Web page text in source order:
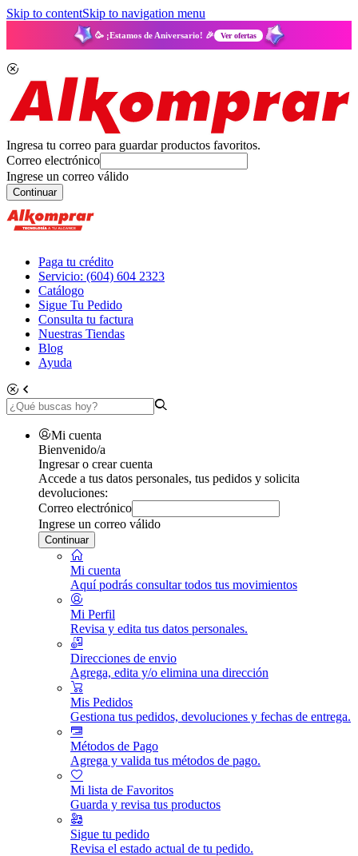
Skip to contentSkip to navigation menu
🥳 ¡Estamos de Aniversario! 🎉 Ver ofertas
Ingresa tu correo para guardar productos favoritos.
Correo electrónico
Ingrese un correo válido
Continuar
Paga tu crédito
Servicio: (604) 604 2323
Catálogo
Sigue Tu Pedido
Consulta tu factura
Nuestras Tiendas
Blog
Ayuda
Mi cuenta
Bienvenido/a
Ingresar o crear cuenta
Accede a tus datos personales, tus pedidos y solicita
devoluciones:
Correo electrónico
Ingrese un correo válido
Continuar
Mi cuenta
Aquí podrás consultar todos tus movimientos
Mi Perfil
Revisa y edita tus datos personales.
Direcciones de envio
Agrega, edita y/o elimina una dirección
Mis Pedidos
Gestiona tus pedidos, devoluciones y fechas de entrega.
Métodos de Pago
Agrega y valida tus métodos de pago.
Mi lista de Favoritos
Guarda y revisa tus productos
Sigue tu pedido
Revisa el estado actual de tu pedido.